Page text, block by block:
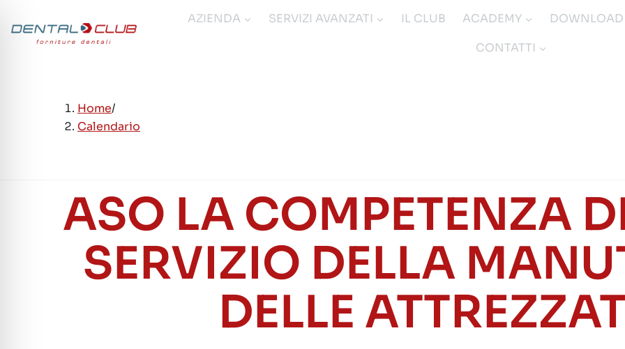
contenuto
AZIENDA SERVIZI AVANZATI IL CLUB ACADEMY
DOWNLOAD
CONTATTI
Home/
Calendario
ASO LA COMPETENZA
SERVIZIO DELLA
DELLE